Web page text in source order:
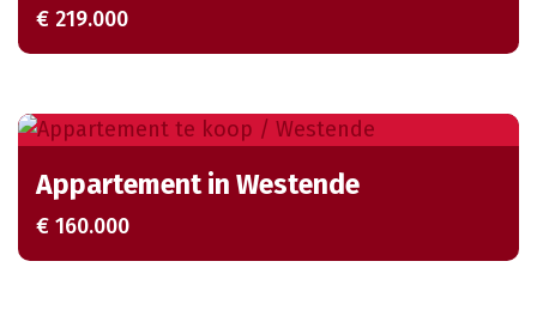
€ 219.000
Appartement in Westende
€ 160.000